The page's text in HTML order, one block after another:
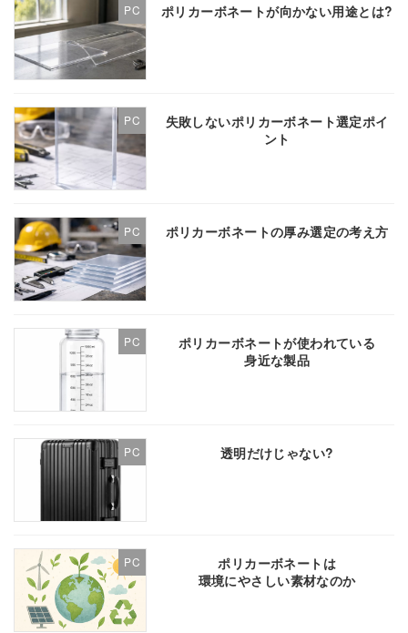
PC ポリカーボネートが向かない用途とは?
PC
失敗しないポリカーボネート選定ポイ
ント
PC ポリカーボネートの厚み選定の考え方
PC
ポリカーボネートが使われている
身近な製品
PC 透明だけじゃない?
PC
ポリカーボネートは
環境にやさしい素材なのか